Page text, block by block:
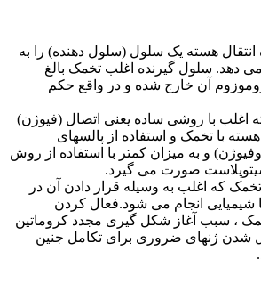
هسته یک سلول (سلول دهنده) را به
دهد. سلول گیرنده اغلب تخمک بالغ
آن خارج شده و در واقع حکم
اغلب با روشی ساده یعنی اتصال (فیوژن)
با تخمک و استفاده از پالسهای
و به میزان کمتر با استفاده از روش
صورت می گیرد.
که اغلب به وسیله قرار دادن آن در
انجام می شود.فعال کردن
، سبب آغاز شکل گیری مجدد کروماتین
شدن ژنهای ضروری برای تکامل جنین